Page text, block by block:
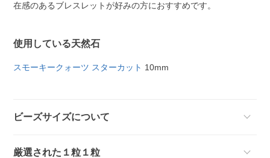
在感のあるブレスレットが好みの方におすすめです。
使用している天然石
スモーキークォーツ スターカット 10mm
ビーズサイズについて
厳選された１粒１粒